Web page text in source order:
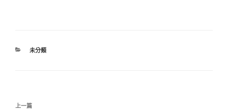
分
未分類
文
上
上一篇